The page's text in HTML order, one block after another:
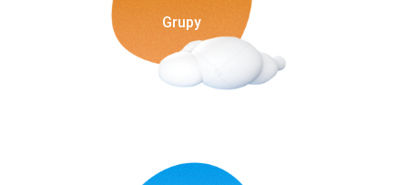
Grupy